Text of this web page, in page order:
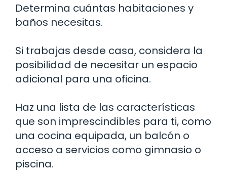
Determina cuántas habitaciones y
baños necesitas.
Si trabajas desde casa, considera la
posibilidad de necesitar un espacio
adicional para una oficina.
Haz una lista de las características
que son imprescindibles para ti, como
una cocina equipada, un balcón o
acceso a servicios como gimnasio o
piscina.